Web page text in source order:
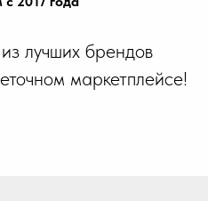
лучших брендов
маркетплейсе!